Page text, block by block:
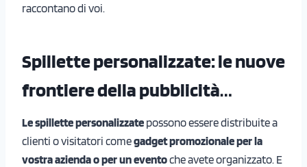
raccontano di voi.
Spillette personalizzate: le nuove
frontiere della pubblicità…
Le spillette personalizzate possono essere distribuite a
clienti o visitatori comegadget promozionale per la
vostra azienda o per un eventoche avete organizzato. E